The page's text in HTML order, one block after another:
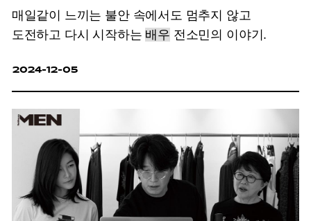
매일같이 느끼는 불안 속에서도 멈추지 않고
도전하고 다시 시작하는 배우 전소민의 이야기.
2024-12-05